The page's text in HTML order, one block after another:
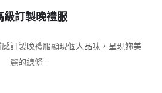
級訂製晚禮服
訂製晚禮服顯現個人品味，呈現妳美
麗的線條。